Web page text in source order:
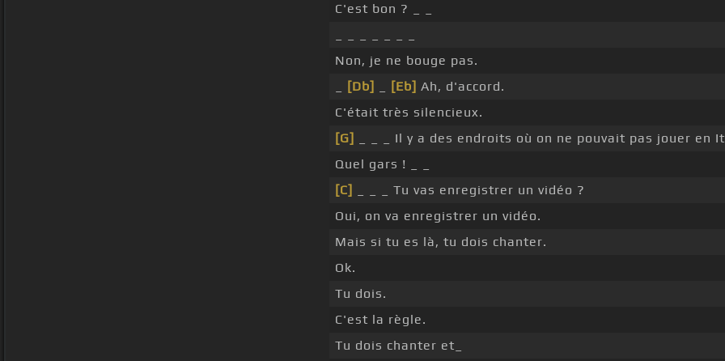
C'est bon ? _ _
Non, je ne bouge pas.
[Db] [Eb] Ah, d'accord.
C'était très silencieux.
[G]
_ _ _ Il y a des endroits où on ne pouvait pas jouer en
Quel gars ! _ _
[C]
_ _ _ Tu vas enregistrer un vidéo ?
Oui, on va enregistrer un vidéo.
Mais si tu es là, tu dois chanter.
Ok.
Tu dois.
C'est la règle.
Tu dois chanter et_